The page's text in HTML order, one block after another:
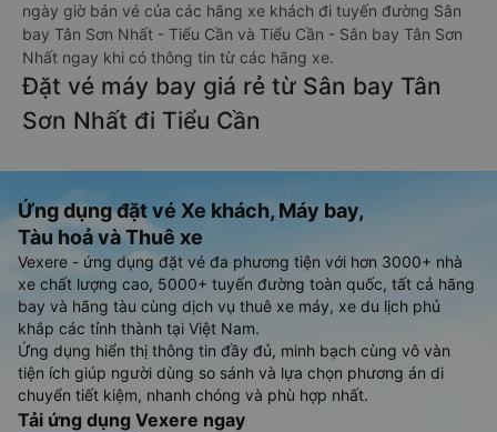
ngày giờ bán vé của các hãng xe khách đi tuyến đường Sân
bay Tân Sơn Nhất - Tiểu Cần và Tiểu Cần - Sân bay Tân Sơn
Nhất ngay khi có thông tin từ các hãng xe.
Đặt vé máy bay giá rẻ từ Sân bay Tân
Sơn Nhất đi Tiểu Cần
Ứng dụng đặt vé Xe khách, Máy bay,
Tàu hoả và Thuê xe
Vexere - ứng dụng đặt vé đa phương tiện với hơn 3000+ nhà
xe chất lượng cao, 5000+ tuyến đường toàn quốc, tất cả hãng
bay và hãng tàu cùng dịch vụ thuê xe máy, xe du lịch phủ
khắp các tỉnh thành tại Việt Nam.
Ứng dụng hiển thị thông tin đầy đủ, minh bạch cùng vô vàn
tiện ích giúp người dùng so sánh và lựa chọn phương án di
chuyển tiết kiệm, nhanh chóng và phù hợp nhất.
Tải ứng dụng Vexere ngay